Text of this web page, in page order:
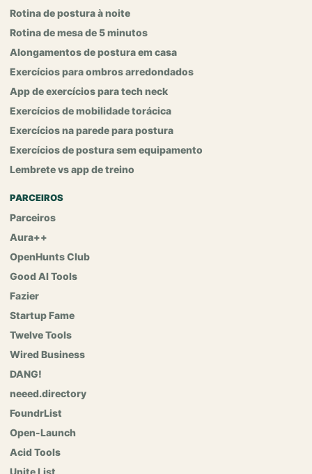
Rotina de postura à noite
Rotina de mesa de 5 minutos
Alongamentos de postura em casa
Exercícios para ombros arredondados
App de exercícios para tech neck
Exercícios de mobilidade torácica
Exercícios na parede para postura
Exercícios de postura sem equipamento
Lembrete vs app de treino
PARCEIROS
Parceiros
Aura++
OpenHunts Club
Good AI Tools
Fazier
Startup Fame
Twelve Tools
Wired Business
DANG!
neeed.directory
FoundrList
Open-Launch
Acid Tools
Unite List